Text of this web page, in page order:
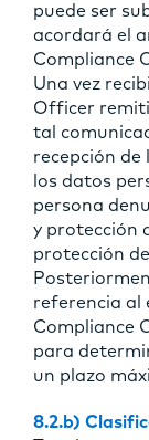
puede ser
acordará el
Compliance
Una vez
Officer
tal
recepción de
los datos
persona
y protección
protección
referencia al
Compliance
para
un plazo
8.2.b)